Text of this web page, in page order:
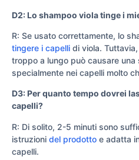
D2: Lo shampoo viola tinge i
R: Se usato correttamente, lo
tingere i capelli di viola.
troppo a lungo può causare
specialmente nei capelli molto
D3: Per quanto tempo dovrei
capelli?
R: Di solito, 2-5 minuti sono
istruzioni del prodotto e adatta
capelli.